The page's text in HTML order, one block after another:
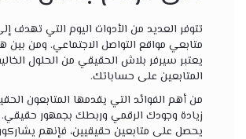
تتوفر العديد من الأدوات اليوم التي تهدف
متابعي مواقع التواصل الاجتماعي. ومن بين
يعتبر سيرفر بلاش الحقيقي من الحلول
المتابعين على حساباتك.
من أهم الفوائد التي يقدمها المتابعون
زيادة وجودك الرقمي وربطك بجمهور حقيقي.
يحصل على متابعين حقيقيين، فإنهم